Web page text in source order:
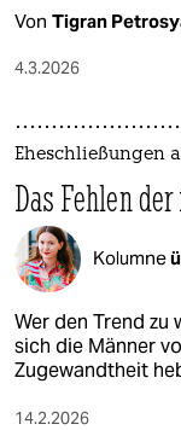
Von Tigran
4.3.2026
Eheschließungen
Das Fehlen
Kolumne
Wer den Trend zu
sich die Männer
Zugewandtheit
14.2.2026